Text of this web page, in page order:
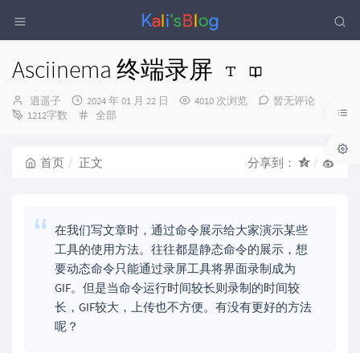
Asciinema 终端录屏
博
主：
逍遥子
发
布
2024 年 01 月 22 日 4010 次浏览
暂无评论
1212字数
分
全部
首页 正文 分享到：
在我们写文章时，通过命令展示给大家演示某些
工具的使用方法。往往都是静态命令的展示，想
要动态命令只能通过录屏工具将界面录制成为
GIF。但是当命令运行时间较长则录制的时间较
长，GIF较大，上传也不方便。有没有更好的方法
呢？